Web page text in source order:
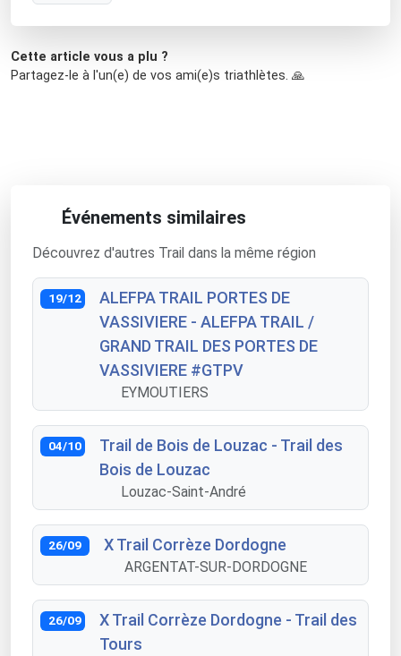
Cette article vous a plu ?
Partagez-le à l'un(e) de vos ami(e)s triathlètes. 🙏
Événements similaires
Découvrez d'autres Trail dans la même région
19/12
ALEFPA TRAIL PORTES DE
VASSIVIERE - ALEFPA TRAIL /
GRAND TRAIL DES PORTES DE
VASSIVIERE #GTPV
EYMOUTIERS
04/10
Trail de Bois de Louzac - Trail des
Bois de Louzac
Louzac-Saint-André
26/09 X Trail Corrèze Dordogne
ARGENTAT-SUR-DORDOGNE
26/09
X Trail Corrèze Dordogne - Trail des
Tours